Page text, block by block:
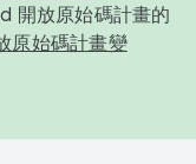
開放原始碼計畫的
原始碼計畫變